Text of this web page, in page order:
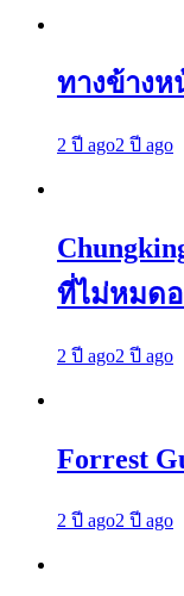
ทางข้าง
2 ปี ago2 ปี ago
ที่ไม่หมดอ
2 ปี ago2 ปี ago
Forrest
2 ปี ago2 ปี ago